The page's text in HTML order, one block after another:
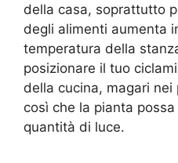
della casa, soprattutto
degli alimenti aumenta
temperatura della
posizionare il tuo
della cucina, magari
così che la pianta
quantità di luce.